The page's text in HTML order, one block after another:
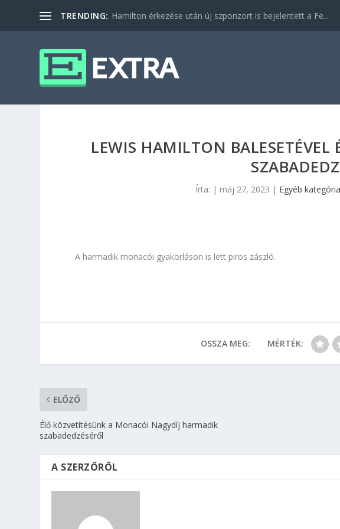
TRENDING: Hamilton érkezése után új szponzort is bejelentett a Fe...
LEWIS HAMILTON BALESETÉVEL
Írta: | máj 27, 2023 | Egyéb kategória
A harmadik monacói gyakorláson is lett piros zászló.
OSSZA MEG: MÉRTÉK:
ELŐZŐ
Élő közvetítésünk a Monacói Nagydíj harmadik
szabadedzéséről
A SZERZŐRŐL